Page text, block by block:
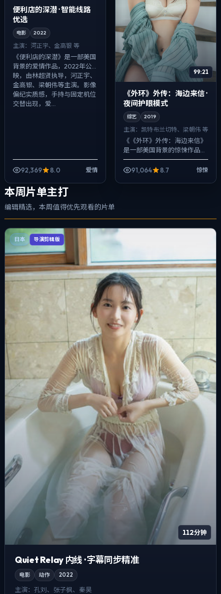
便利店的深潜 · 智能线路
优选
电影 2022
主演： 河正宇、金高银 等
《便利店的深潜》是一部美国
背景的爱情作品，2022年公
映，由林超贤执导，河正宇、
金高银、梁朝伟等主演。影像
偏纪实质感，手持与固定机位
交替出现，爱...
92,369 8.0 爱情
99:21
《外环》外传：海边来信 ·
夜间护眼模式
综艺 2019
主演： 凯特·布兰切特、梁朝伟 等
《《外环》外传：海边来信》
是一部美国背景的惊悚作品，
2019年公映，由丹尼斯·维伦纽
瓦执导，凯特·布兰切特、梁朝
91,064 8.7 惊悚
本周片单主打
编辑精选，本周值得优先观看的片单
日本 导演剪辑版
112分钟
Quiet Relay 内线 · 字幕同步精准
电影 动作 2022
主演： 孔刘、张子枫、秦昊